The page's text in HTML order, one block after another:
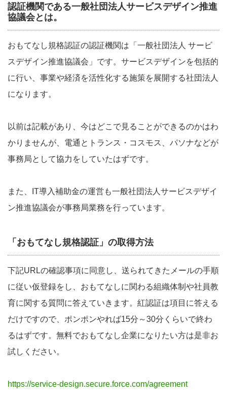
認証機関である一般社団法人サービスデザイン推進
協議会とは。
おもてなし規格認証の認証機関は「一般社団法人 サービ
スデザイン推進協議会」です。サービスデザインを包括的
に行い、事業や経済を活性化する施策を展開する社団法人
になります。
以前は記載があり、今はどこで見ることができるのかはわ
かりませんが、電通とトランス・コスモス、パソナなどが
事務局として協力をしていたはずです。
また、IT導入補助金の運営も一般社団法人サービスデザイ
ン推進協議会が事務局業務を行っています。
「おもてなし規格認証」の取得方法
下記URLの確認事項に同意し、送られてきたメールの手順
に従い仮登録をし、おもてなしに関わる組織体制や社員教
育に関する質問に答えていきます。紅認証は項目に答える
だけですので、ポンポンやれば15分～30分くらいで終わ
るはずです。無料でおもてなし企業になりたい方は是非お
試しください。
https://service-design.secure.force.com/agreement